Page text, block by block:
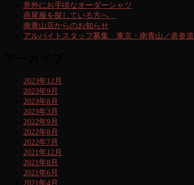
意外にお手頃なオーダーシャツ
燕尾服を探している方へ
南青山店からのお知らせ
アルバイトスタッフ募集 東京・南青山／表参道
2023年12月
2023年9月
2023年8月
2023年3月
2022年9月
2022年8月
2022年7月
2021年12月
2021年8月
2021年6月
2021年4月